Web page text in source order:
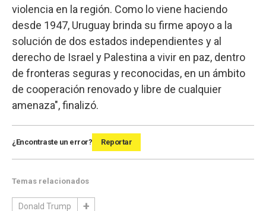
violencia en la región. Como lo viene haciendo
desde 1947, Uruguay brinda su firme apoyo a la
solución de dos estados independientes y al
derecho de Israel y Palestina a vivir en paz, dentro
de fronteras seguras y reconocidas, en un ámbito
de cooperación renovado y libre de cualquier
amenaza", finalizó.
¿Encontraste un error? Reportar
Temas relacionados
Donald Trump